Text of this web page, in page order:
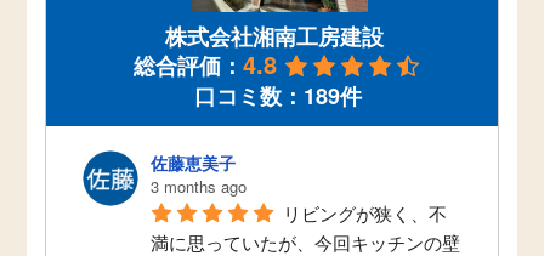
株式会社湘南工房建設
総合評価： 4.8
口コミ数：189件
佐藤恵美子
3 months ago
リビングが狭く、不
満に思っていたが、今回キッチンの壁